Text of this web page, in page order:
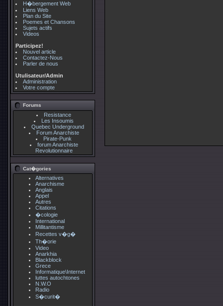
H�bergement Web
Liens Web
Plan du Site
Poemes et Chansons
Sujets actifs
Videos
Participez!
Nouvel article
Contactez-Nous
Parler de nous
Utulisateur/Admin
Administration
Votre compte
Forums
Resistance
Les Insoumis
Quebec Underground
Forum Anarchiste
Pirate-Punk
forum Anarchiste
Revolutionnaire
Cat�gories
Alternatives
Anarchisme
Anglais
Appel
Autres
Citations
�cologie
International
Millitantisme
Recettes v�g�
Th�orie
Video
Anarkhia
Blackblock
Grece
Informatique\Internet
luttes autochtones
N.W.O
Radio
S�curit�